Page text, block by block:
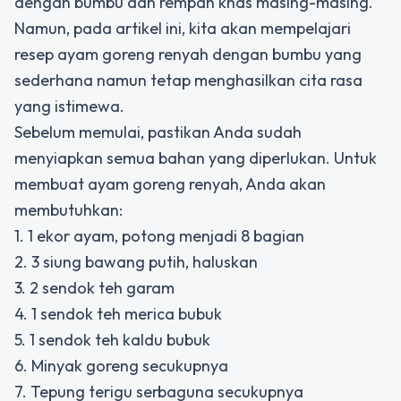
Namun, pada artikel ini, kita akan mempelajari
resep ayam goreng renyah dengan bumbu yang
sederhana namun tetap menghasilkan cita rasa
yang istimewa.
Sebelum memulai, pastikan Anda sudah
menyiapkan semua bahan yang diperlukan. Untuk
membuat ayam goreng renyah, Anda akan
membutuhkan:
1. 1 ekor ayam, potong menjadi 8 bagian
2. 3 siung bawang putih, haluskan
3. 2 sendok teh garam
4. 1 sendok teh merica bubuk
5. 1 sendok teh kaldu bubuk
6. Minyak goreng secukupnya
7. Tepung terigu serbaguna secukupnya